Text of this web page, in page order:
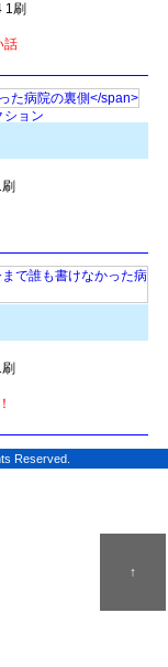
1刷
話
ション
↑
Reserved.